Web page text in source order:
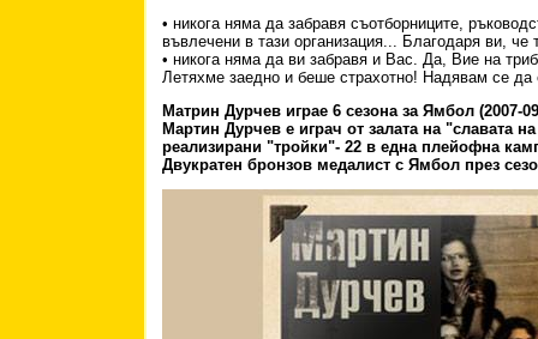
• никога няма да забравя съотборниците,
въвлечени в тази организация... Благодаря ви,
• никога няма да ви забравя и Вас. Да, Вие на
Летяхме заедно и беше страхотно! Надявам се
Матрин Дурчев играе 6 сезона за Ямбол (2007-
Мартин Дурчев е играч от залата на "славата
реализирани "тройки"- 22 в една плейофна
Двукратен бронзов медалист с Ямбол през